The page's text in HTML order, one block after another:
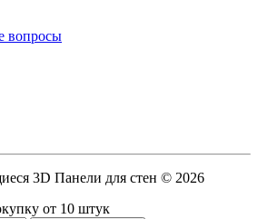
вопросы
3D Панели для стен © 2026
от 10 штук